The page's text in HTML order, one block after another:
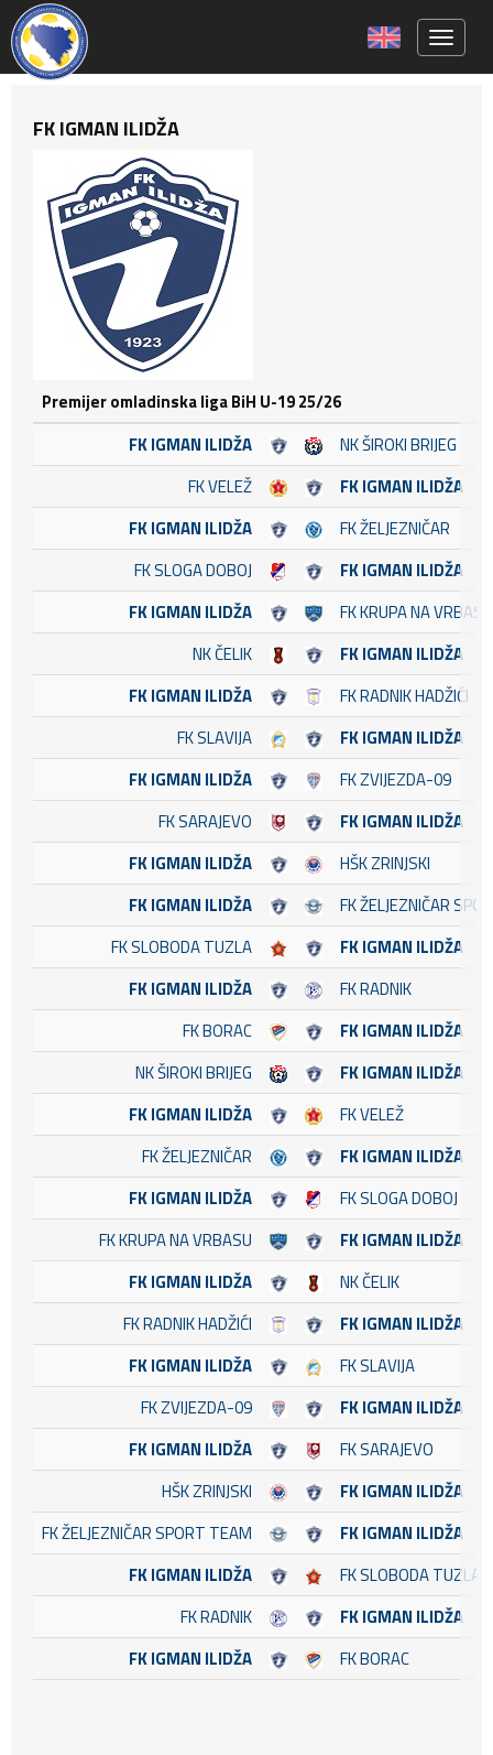
FK IGMAN ILIDŽA
Premijer omladinska liga BiH U-19 25/26
FK IGMAN ILIDŽA
NK ŠIROKI BRIJEG
FK VELEŽ
FK IGMAN ILIDŽA
FK IGMAN ILIDŽA
FK ŽELJEZNIČAR
FK SLOGA DOBOJ
FK IGMAN ILIDŽA
FK IGMAN ILIDŽA
FK KRUPA NA VRBASU
NK ČELIK
FK IGMAN ILIDŽA
FK IGMAN ILIDŽA
FK RADNIK HADŽIĆI
FK SLAVIJA
FK IGMAN ILIDŽA
FK IGMAN ILIDŽA
FK ZVIJEZDA-09
FK SARAJEVO
FK IGMAN ILIDŽA
FK IGMAN ILIDŽA
HŠK ZRINJSKI
FK IGMAN ILIDŽA
FK ŽELJEZNIČAR
FK SLOBODA TUZLA
FK IGMAN ILIDŽA
FK IGMAN ILIDŽA
FK RADNIK
FK BORAC
FK IGMAN ILIDŽA
NK ŠIROKI BRIJEG
FK IGMAN ILIDŽA
FK IGMAN ILIDŽA
FK VELEŽ
FK ŽELJEZNIČAR
FK IGMAN ILIDŽA
FK IGMAN ILIDŽA
FK SLOGA DOBOJ
FK KRUPA NA VRBASU
FK IGMAN ILIDŽA
FK IGMAN ILIDŽA
NK ČELIK
FK RADNIK HADŽIĆI
FK IGMAN ILIDŽA
FK IGMAN ILIDŽA
FK SLAVIJA
FK ZVIJEZDA-09
FK IGMAN ILIDŽA
FK IGMAN ILIDŽA
FK SARAJEVO
HŠK ZRINJSKI
FK IGMAN ILIDŽA
FK ŽELJEZNIČAR SPORT TEAM
FK IGMAN ILIDŽA
FK IGMAN ILIDŽA
FK SLOBODA TUZLA
FK RADNIK
FK IGMAN ILIDŽA
FK IGMAN ILIDŽA
FK BORAC